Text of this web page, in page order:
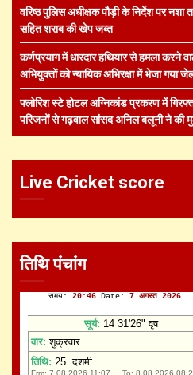
वरिष्ठ पुलिस अधीक्षक पौड़ी के निर्देश पर नशा
सहित शराब की खेप जब्त
कर्णप्रयाग में धारदार हथियार से हमला करने
अभियुक्तों को न्यायिक अभिरक्षा में भेजा गया
फ्लोरिश स्टे होटल अग्निकांड प्रकरण में
परिजनों से गढ़वाल सांसद अनिल बलूनी ने की
Live Cricket score
तिथि पंचांग